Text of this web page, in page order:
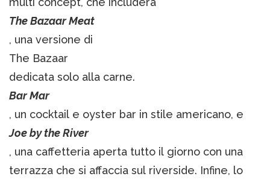
The Bazaar Meat
, una versione di
The Bazaar
dedicata solo alla carne.
Bar Mar
, un cocktail e oyster bar in stile americano, e
Joe by the River
, una caffetteria aperta tutto il giorno con una
terrazza che si affaccia sul riverside. Infine, lo